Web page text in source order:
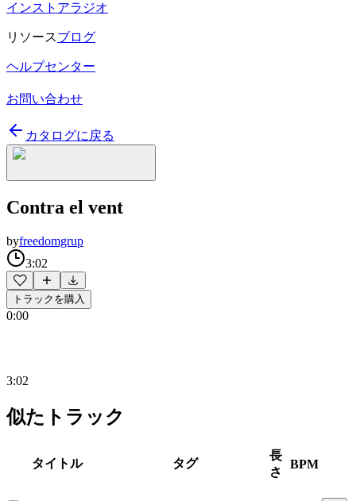
インストアラジオ
リソースブログ
ヘルプセンター
お問い合わせ
カタログに戻る
Contra el vent
byfreedomgrup
3:02
トラックを購入
0:00
3:02
似たトラック
タイトル タグ
長
さ
BPM